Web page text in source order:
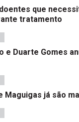
que
tratamento
e Duarte Gomes
Maguigas já são